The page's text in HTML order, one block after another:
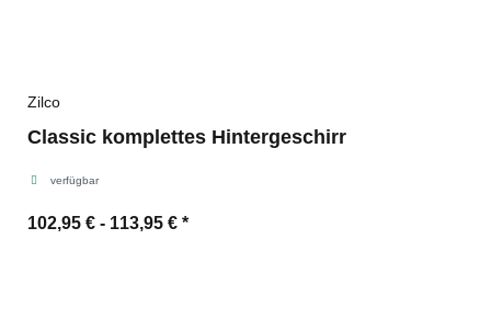
Zilco
Classic komplettes Hintergeschirr
verfügbar
102,95 € - 113,95 € *